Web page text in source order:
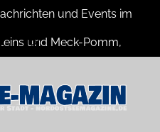
und Events im
und Meck-Pomm,